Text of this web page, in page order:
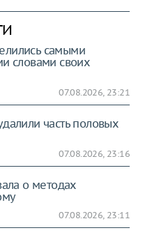
самыми
словами своих
07.08.2026, 23:21
часть половых
07.08.2026, 23:16
о методах
07.08.2026, 23:11